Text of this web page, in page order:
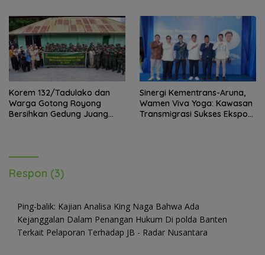
Korem 132/Tadulako dan
Warga Gotong Royong
Bersihkan Gedung Juang
Sinergi Kementrans-Aruna,
Wamen Viva Yoga: Kawasan
Transmigrasi Sukses Ekspor
Respon (3)
Ping-balik: Kajian Analisa King Naga Bahwa Ada
Kejanggalan Dalam Penangan Hukum Di polda Banten
Terkait Pelaporan Terhadap JB - Radar Nusantara